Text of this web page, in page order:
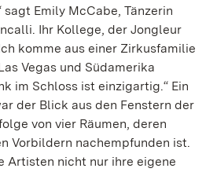
sagt Emily McCabe, Tänzerin
Ihr Kollege, der Jongleur
komme aus einer Zirkusfamilie
Vegas und Südamerika
im Schloss ist einzigartig.“ Ein
der Blick aus den Fenstern der
von vier Räumen, deren
Vorbildern nachempfunden ist.
Artisten nicht nur ihre eigene